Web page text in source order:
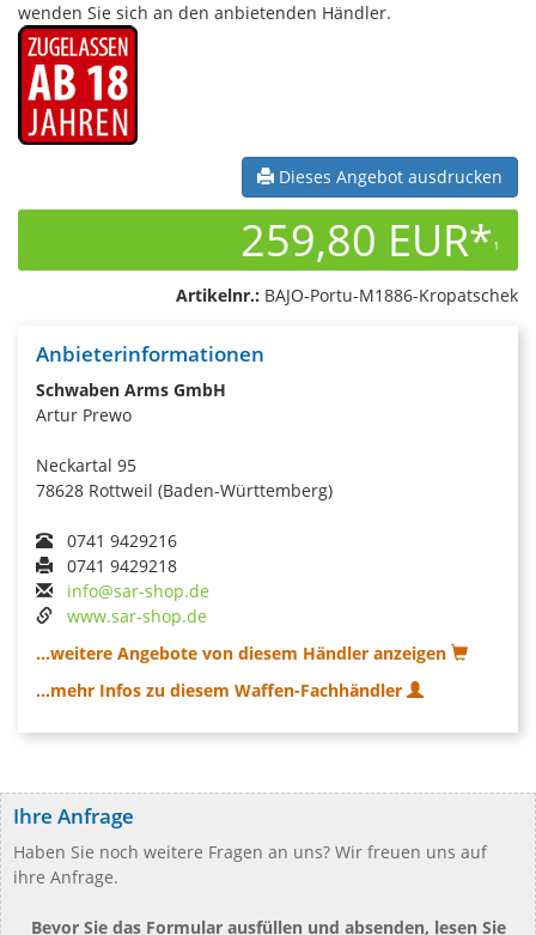
wenden Sie sich an den anbietenden Händler.
Dieses Angebot ausdrucken
259,80 EUR*1
Artikelnr.: BAJO-Portu-M1886-Kropatschek
Anbieterinformationen
Schwaben Arms GmbH
Artur Prewo
Neckartal 95
78628 Rottweil (Baden-Württemberg)
0741 9429216
0741 9429218
info@sar-shop.de
www.sar-shop.de
...weitere Angebote von diesem Händler anzeigen
...mehr Infos zu diesem Waffen-Fachhändler
Ihre Anfrage
Haben Sie noch weitere Fragen an uns? Wir freuen uns auf
ihre Anfrage.
Bevor Sie das Formular ausfüllen und absenden, lesen Sie